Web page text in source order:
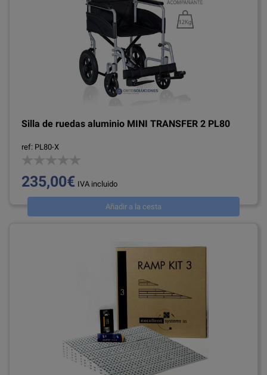
Silla de ruedas aluminio MINI TRANSFER 2 PL80
ref: PL80-X
235,00€ IVA incluido
Añadir a la cesta